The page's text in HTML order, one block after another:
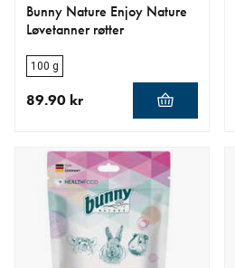
Bunny Nature Enjoy Nature
Løvetanner røtter
100 g
89.90 kr